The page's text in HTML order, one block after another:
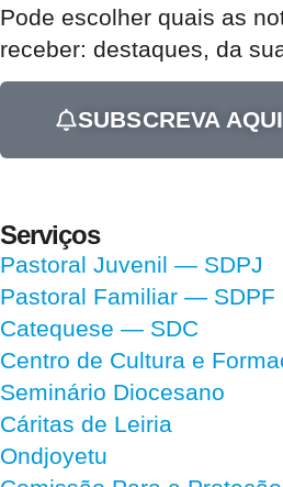
Pode escolher quais as
receber: destaques, da
SUBSCREVA AQUI
Serviços
Pastoral Juvenil — SDPJ
Pastoral Familiar — SDPF
Catequese — SDC
Centro de Cultura e
Seminário Diocesano
Cáritas de Leiria
Ondjoyetu